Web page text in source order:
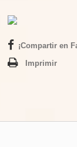
¡Compartir en
Imprimir